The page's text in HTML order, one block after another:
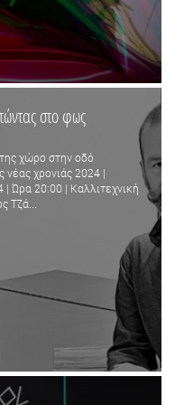
στο φως
χώρο στην οδό
χρονιάς 2024 |
Ώρα 20:00 | Καλλιτεχνική
Τζά...